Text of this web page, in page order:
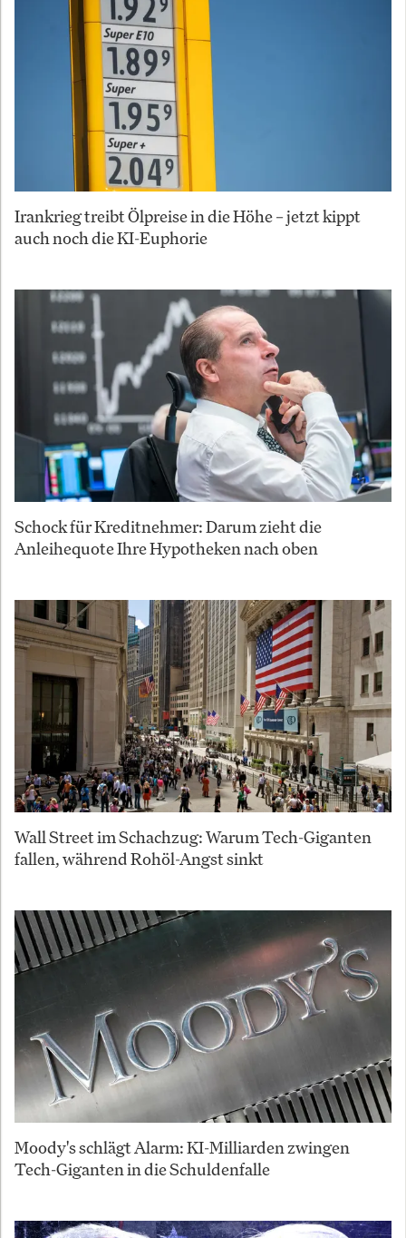
Irankrieg treibt Ölpreise in die Höhe – jetzt kippt
auch noch die KI-Euphorie
Schock für Kreditnehmer: Darum zieht die
Anleihequote Ihre Hypotheken nach oben
Wall Street im Schachzug: Warum Tech-Giganten
fallen, während Rohöl-Angst sinkt
Moody's schlägt Alarm: KI-Milliarden zwingen
Tech-Giganten in die Schuldenfalle